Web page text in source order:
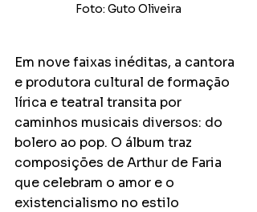
Foto: Guto Oliveira
Em nove faixas inéditas, a cantora
e produtora cultural de formação
lírica e teatral transita por
caminhos musicais diversos: do
bolero ao pop. O álbum traz
composições de Arthur de Faria
que celebram o amor e o
existencialismo no estilo